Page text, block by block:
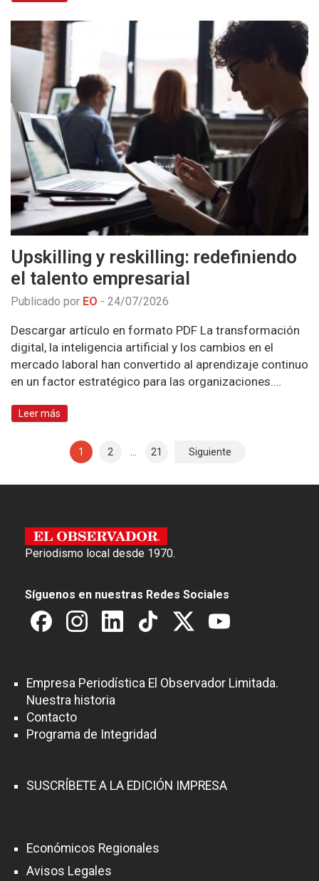
Upskilling y reskilling: redefiniendo
el talento empresarial
Publicado por EO - 24/07/2026
Descargar artículo en formato PDF La transformación
digital, la inteligencia artificial y los cambios en el
mercado laboral han convertido al aprendizaje continuo
en un factor estratégico para las organizaciones.…
Leer más
e
e
t
d
1 2 21 Siguiente
Periodismo local desde 1970.
Síguenos en nuestras Redes Sociales
Empresa Periodística El Observador Limitada.
Nuestra historia
Contacto
Programa de Integridad
SUSCRÍBETE A LA EDICIÓN IMPRESA
Económicos Regionales
Avisos Legales